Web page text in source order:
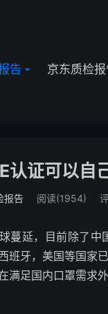
告 京东质检报
证可以自
报告 阅读(1954)
蔓延，目前除了中
班牙，美国等国家
满足国内口罩需求